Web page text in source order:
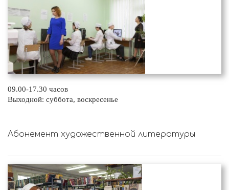
09.00-17.30 часов
Выходной: суббота, воскресенье
Абонемент художественной литературы